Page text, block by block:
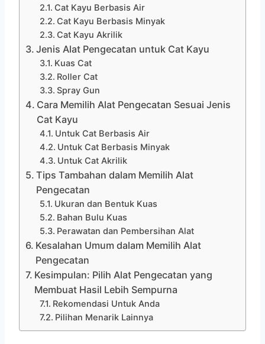
Cat Kayu Berbasis Air
Cat Kayu Berbasis Minyak
Cat Kayu Akrilik
Jenis Alat Pengecatan untuk Cat Kayu
Kuas Cat
Roller Cat
Spray Gun
Cara Memilih Alat Pengecatan Sesuai Jenis
Cat Kayu
Untuk Cat Berbasis Air
Untuk Cat Berbasis Minyak
Untuk Cat Akrilik
Tips Tambahan dalam Memilih Alat
Pengecatan
Ukuran dan Bentuk Kuas
Bahan Bulu Kuas
Perawatan dan Pembersihan Alat
Kesalahan Umum dalam Memilih Alat
Pengecatan
Kesimpulan: Pilih Alat Pengecatan yang
Membuat Hasil Lebih Sempurna
Rekomendasi Untuk Anda
Pilihan Menarik Lainnya